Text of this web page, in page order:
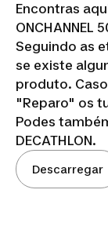
Encontras
ONCHANNEL
Seguindo as
se existe
produto.
"Reparo" os
Podes
DECATHLON.
Descarregar